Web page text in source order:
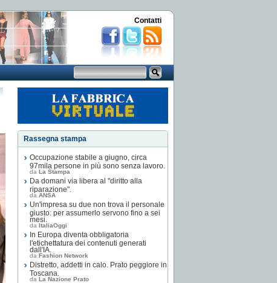
Contatti
Rassegna stampa
Occupazione stabile a giugno, circa
97mila persone in più sono senza lavoro.
da La Stampa
Da domani via libera al "diritto alla
riparazione".
da ANSA
Un'impresa su due non trova il personale
giusto: per assumerlo servono fino a sei
mesi.
da ItaliaOggi
In Europa diventa obbligatoria
l'etichettatura dei contenuti generati
dall'IA.
da Fashion Network
Distretto, addetti in calo. Prato peggiore in
Toscana.
da La Nazione Prato